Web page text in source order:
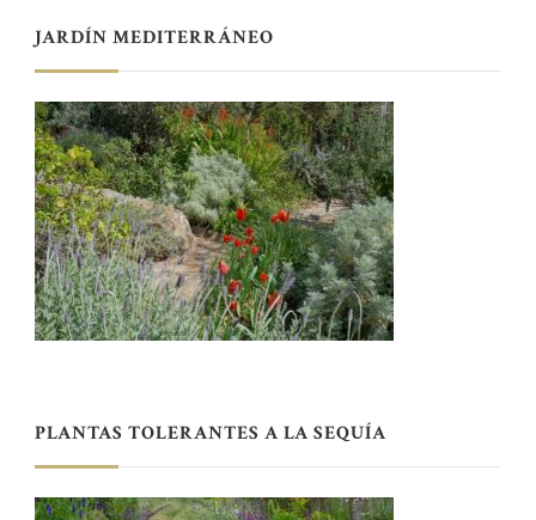
JARDÍN MEDITERRÁNEO
PLANTAS TOLERANTES A LA SEQUÍA